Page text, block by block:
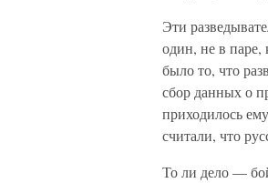
Эти
один, не в паре,
было то, что
сбор данных о
приходилось
считали, что
То ли дело —